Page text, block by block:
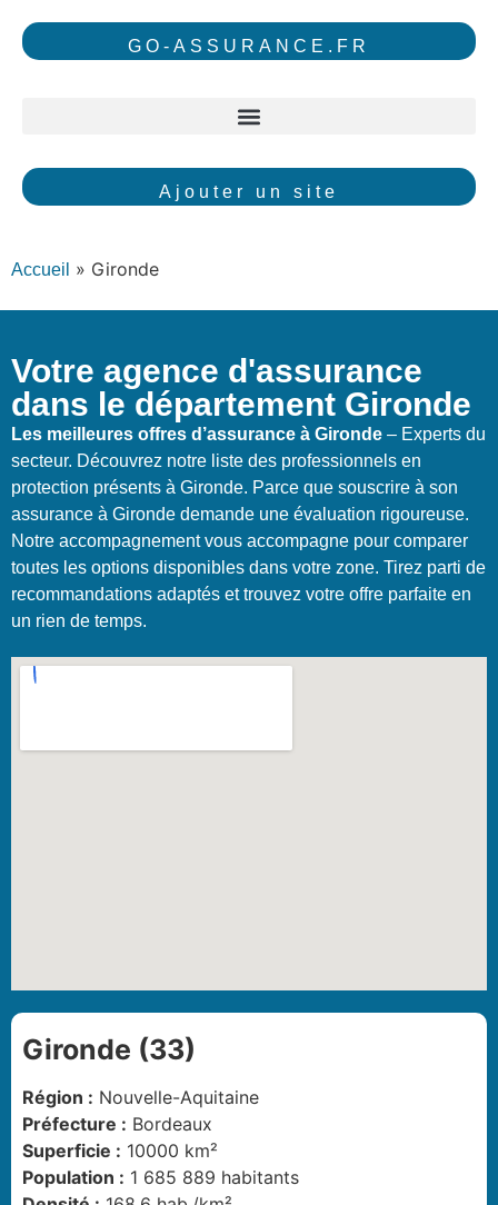
GO-ASSURANCE.FR
Ajouter un site
Accueil » Gironde
Votre agence d'assurance
dans le département Gironde
Les meilleures offres d’assurance à Gironde – Experts du
secteur. Découvrez notre liste des professionnels en
protection présents à Gironde. Parce que souscrire à son
assurance à Gironde demande une évaluation rigoureuse.
Notre accompagnement vous accompagne pour comparer
toutes les options disponibles dans votre zone. Tirez parti de
recommandations adaptés et trouvez votre offre parfaite en
un rien de temps.
Gironde (33)
Région : Nouvelle-Aquitaine
Préfecture : Bordeaux
Superficie : 10000 km²
Population : 1 685 889 habitants